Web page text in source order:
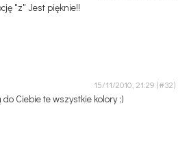
"z" Jest pięknie!!
15/11/2010, 21:29
Ciebie te wszystkie kolory ;)